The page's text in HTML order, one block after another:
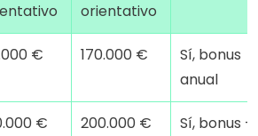
orientativo
€ 170.000 €
Sí, bonus
anual
€ 200.000 €
Sí, bonus +